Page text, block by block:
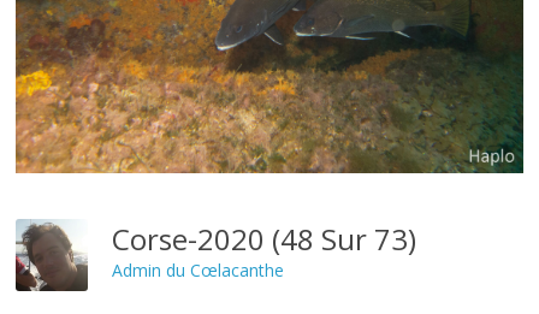
Corse-2020 (48 Sur 73)
Admin du Cœlacanthe